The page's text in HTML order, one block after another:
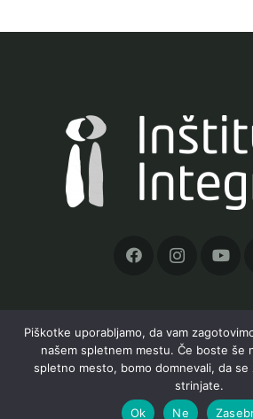
Inštitut Integrum, Orle 19a,
SI56 6100 0001 6597 823;
integrum.com ; 040
Piškotke uporabljamo, da vam
našem spletnem mestu. Če boste še
spletno mesto, bomo domnevali, da
strinjate.
Ok
Ne